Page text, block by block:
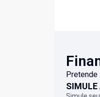
Pretende
SIMULE